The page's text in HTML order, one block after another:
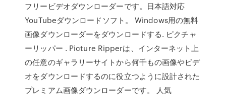
フリービデオダウンローダーです。日本語対応
YouTubeダウンロードソフト。 Windows用の無料
画像ダウンローダーをダウンロードする. ピクチャ
ーリッパー . Picture Ripperは、インターネット上
の任意のギャラリーサイトから何千もの画像やビデ
オをダウンロードするのに役立つように設計された
プレミアム画像ダウンローダーです。 人気